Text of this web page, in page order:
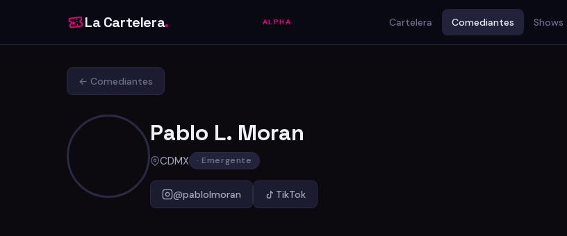
La Cartelera. ALPHA Cartelera Comediantes Shows
← Comediantes
Pablo L. Moran
CDMX · Emergente
@pablolmoran TikTok